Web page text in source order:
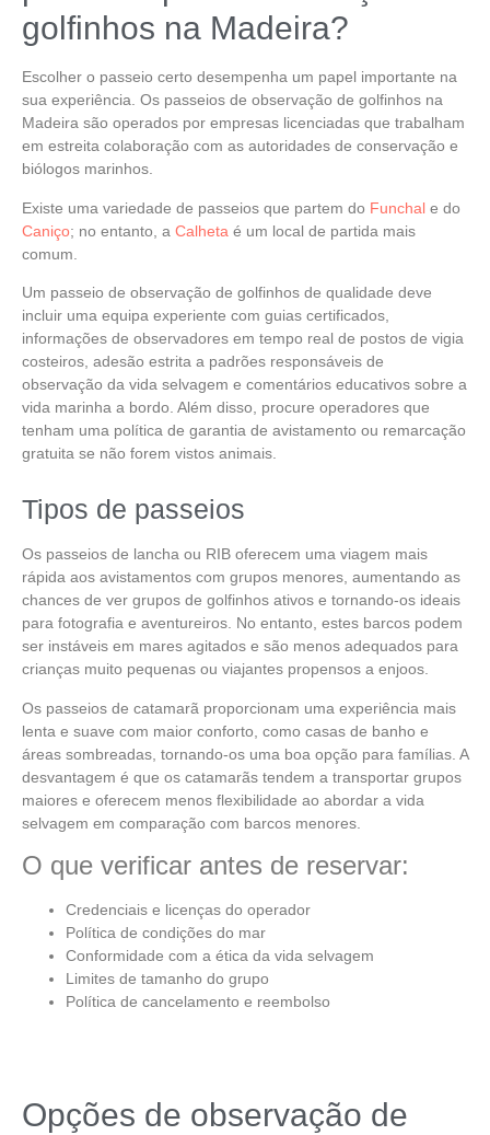
golfinhos na Madeira?
Escolher o passeio certo desempenha um papel importante na
sua experiência. Os passeios de observação de golfinhos na
Madeira são operados por empresas licenciadas que trabalham
em estreita colaboração com as autoridades de conservação e
biólogos marinhos.
Existe uma variedade de passeios que partem do Funchal e do
Caniço; no entanto, a Calheta é um local de partida mais
comum.
Um passeio de observação de golfinhos de qualidade deve
incluir uma equipa experiente com guias certificados,
informações de observadores em tempo real de postos de vigia
costeiros, adesão estrita a padrões responsáveis de
observação da vida selvagem e comentários educativos sobre a
vida marinha a bordo. Além disso, procure operadores que
tenham uma política de garantia de avistamento ou remarcação
gratuita se não forem vistos animais.
Tipos de passeios
Os passeios de lancha ou RIB oferecem uma viagem mais
rápida aos avistamentos com grupos menores, aumentando as
chances de ver grupos de golfinhos ativos e tornando-os ideais
para fotografia e aventureiros. No entanto, estes barcos podem
ser instáveis em mares agitados e são menos adequados para
crianças muito pequenas ou viajantes propensos a enjoos.
Os passeios de catamarã proporcionam uma experiência mais
lenta e suave com maior conforto, como casas de banho e
áreas sombreadas, tornando-os uma boa opção para famílias. A
desvantagem é que os catamarãs tendem a transportar grupos
maiores e oferecem menos flexibilidade ao abordar a vida
selvagem em comparação com barcos menores.
O que verificar antes de reservar:
Credenciais e licenças do operador
Política de condições do mar
Conformidade com a ética da vida selvagem
Limites de tamanho do grupo
Política de cancelamento e reembolso
Opções de observação de